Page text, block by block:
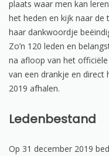
plaats waar men kan
het heden en kijk naar de
haar dankwoordje
Zo’n 120 leden en
na afloop van het
van een drankje en direct
2019 afhalen.
Ledenbestand
Op 31 december 2019